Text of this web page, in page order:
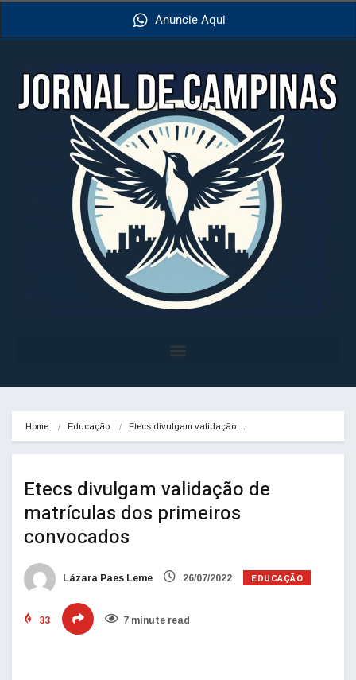
Anuncie Aqui
Home Educação Etecs divulgam validação…
Etecs divulgam validação de
matrículas dos primeiros
convocados
Lázara Paes Leme 26/07/2022 EDUCAÇÃO
33 7 minute read